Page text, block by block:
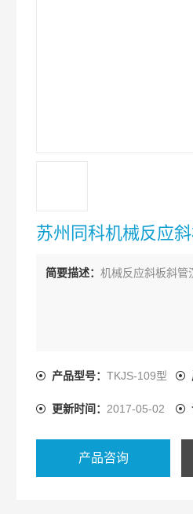
苏州同科机械反应
简要描述：机械反应斜板斜管
产品型号：TKJS-109型
更新时间： 2017-05-02
产品咨询